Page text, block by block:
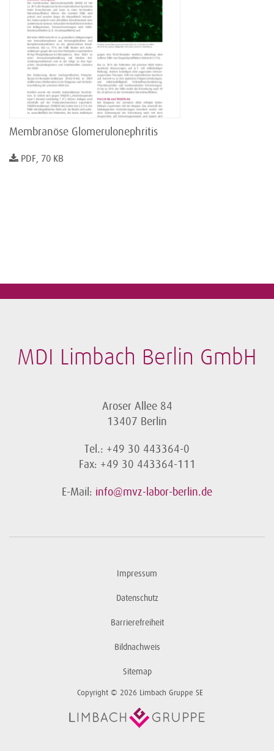
Membranöse Glomerulonephritis
PDF, 70 KB
MDI Limbach Berlin GmbH
Aroser Allee 84
13407 Berlin
Tel.: +49 30 443364-0
Fax: +49 30 443364-111
E-Mail: info@mvz-labor-berlin.de
Impressum
Datenschutz
Barrierefreiheit
Bildnachweis
Sitemap
Copyright © 2026 Limbach Gruppe SE